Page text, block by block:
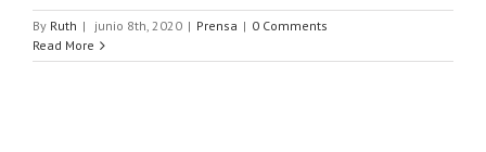
By Ruth | junio 8th, 2020 | Prensa | 0 Comments
Read More